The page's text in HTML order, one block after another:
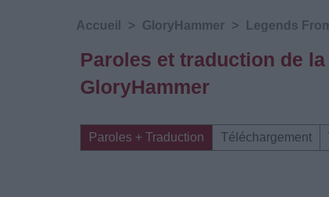
Accueil > GloryHammer > Legends
Paroles et traduction de
GloryHammer
Paroles + Traduction Téléchargement